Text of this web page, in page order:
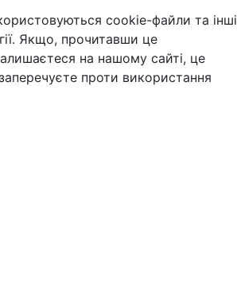
cookie-файли та інші
Якщо, прочитавши це
на нашому сайті, це
проти використання